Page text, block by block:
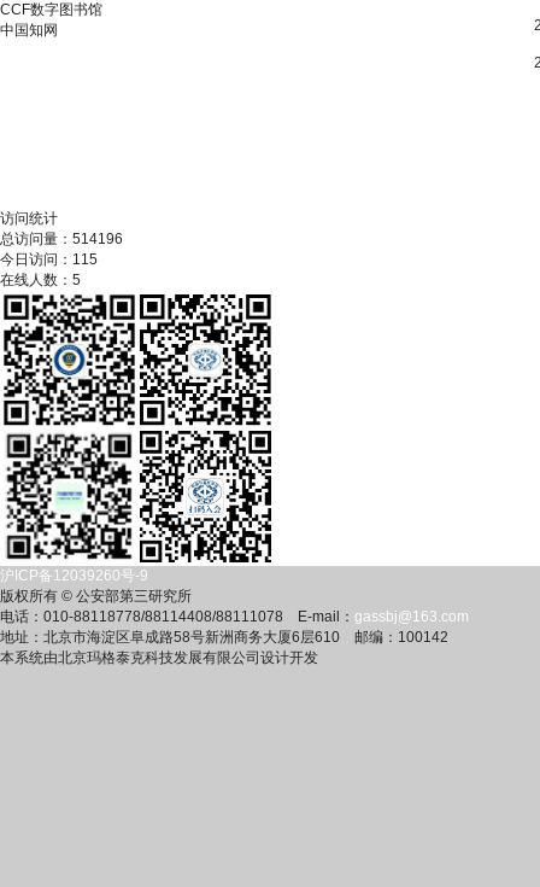
CCF数字图书馆
中国知网
访问统计
总访问量： 514196
今日访问： 115
在线人数： 5
沪ICP备12039260号-9
版权所有 © 公安部第三研究所
电话：010-88118778/88114408/88111078 E-mail： gassbj@163.com
地址：北京市海淀区阜成路58号新洲商务大厦6层610 邮编：100142
本系统由北京玛格泰克科技发展有限公司设计开发